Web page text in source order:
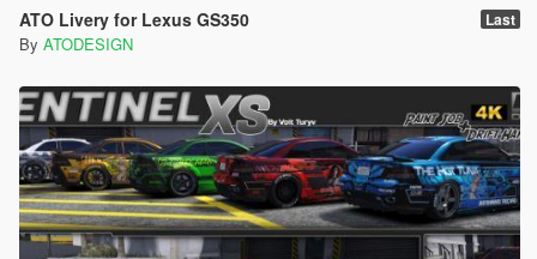
ATO Livery for Lexus GS350 Last
By ATODESIGN